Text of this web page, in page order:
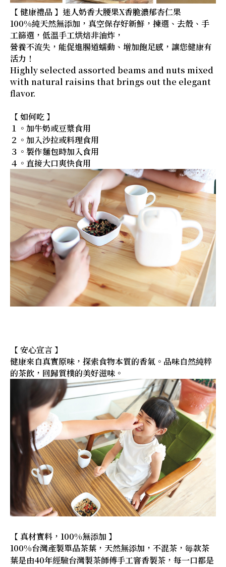
【 健康禮品 】迷人奶香大腰果X香脆濃郁杏仁果
100%純天然無添加，真空保存好新鮮，揀選、去殼、手
工篩選，低溫手工烘焙非油炸，
營養不流失，能促進腸道蠕動、增加飽足感，讓您健康有
活力！
Highly selected assorted beams and nuts mixed
with natural raisins that brings out the elegant
flavor.
【 如何吃 】
１。加牛奶或豆漿食用
２。加入沙拉或料理食用
３。製作麵包時加入食用
４。直接大口爽快食用
【 安心宣言 】
健康來自真實原味，探索食物本質的香氣。品味自然純粹
的茶飲，回歸質樸的美好滋味。
【 真材實料，100%無添加 】
100%台灣產製單品茶葉，天然無添加，不混茶，毎款茶
葉是由40年經驗台灣製茶師傅手工窨香製茶，每一口都是